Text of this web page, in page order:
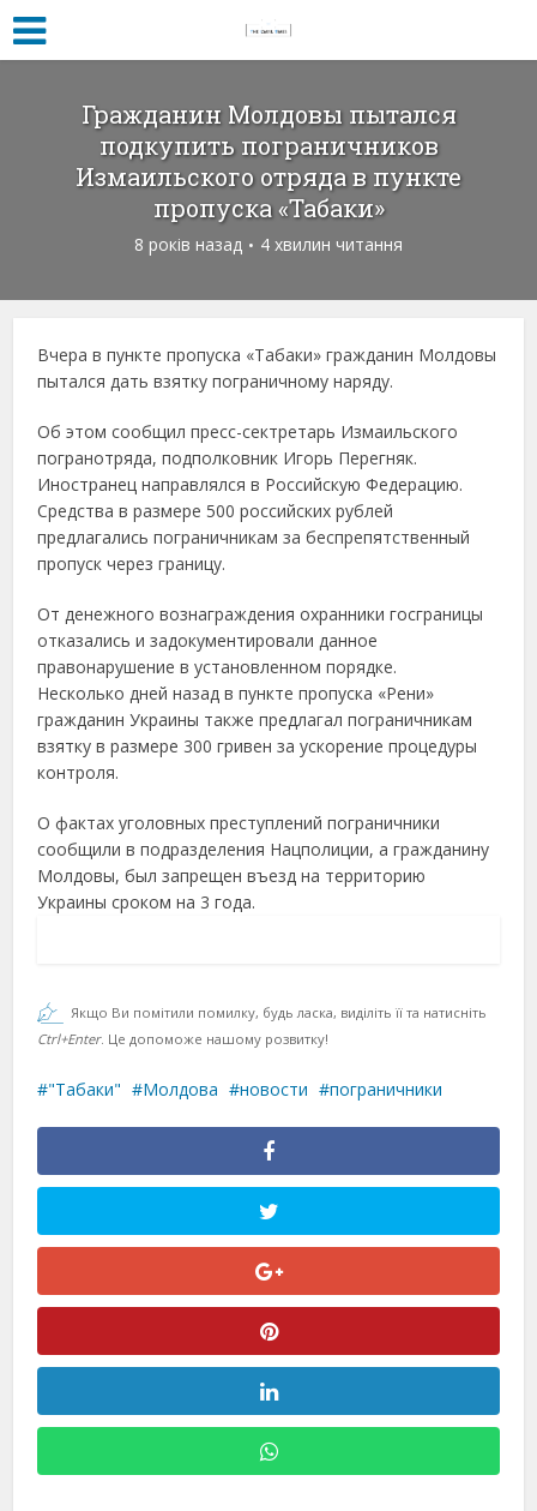
Гражданин Молдовы пытался
подкупить пограничников
Измаильского отряда в пункте
пропуска «Табаки»
8 років назад 4 хвилин читання
Вчера в пункте пропуска «Табаки» гражданин Молдовы
пытался дать взятку пограничному наряду.
Об этом сообщил пресс-сектретарь Измаильского
погранотряда, подполковник Игорь Перегняк.
Иностранец направлялся в Российскую Федерацию.
Средства в размере 500 российских рублей
предлагались пограничникам за беспрепятственный
пропуск через границу.
От денежного вознаграждения охранники госграницы
отказались и задокументировали данное
правонарушение в установленном порядке.
Несколько дней назад в пункте пропуска «Рени»
гражданин Украины также предлагал пограничникам
взятку в размере 300 гривен за ускорение процедуры
контроля.
О фактах уголовных преступлений пограничники
сообщили в подразделения Нацполиции, а гражданину
Молдовы, был запрещен въезд на территорию
Украины сроком на 3 года.
Якщо Ви помітили помилку, будь ласка, виділіть її та натисніть
Ctrl+Enter. Це допоможе нашому розвитку!
"Табаки" Молдова новости пограничники